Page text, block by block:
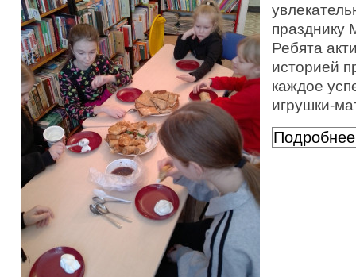
празднику
Ребята
историей
каждое
игрушки-